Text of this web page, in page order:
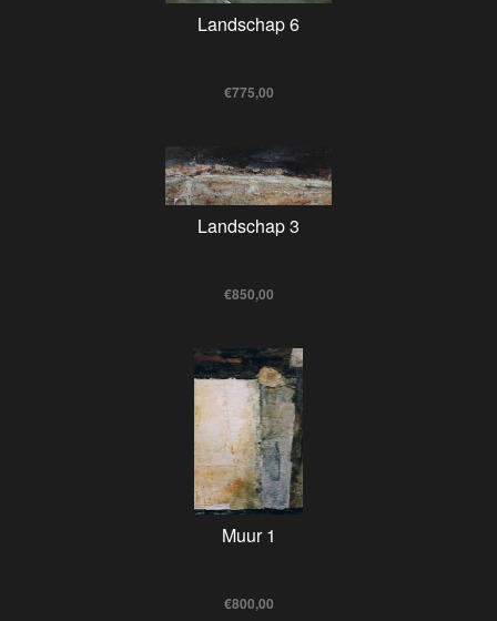
Landschap 6
€775,00
Landschap 3
€850,00
Muur 1
€800,00